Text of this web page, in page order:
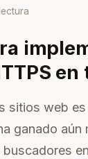
en
sitios web
ganado aún
buscadores